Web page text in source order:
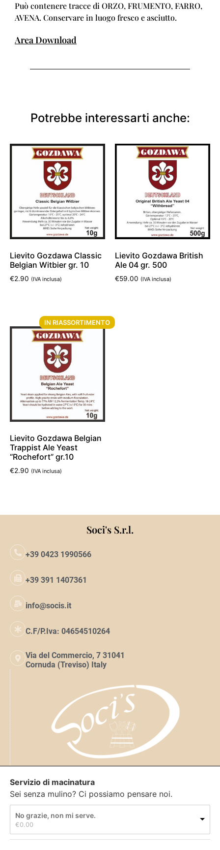
Servizio di macinatura
Sei senza mulino? Ci possiamo pensare noi.
No grazie, non mi serve.
€0.00
Può contenere tracce di ORZO, FRUMENTO, FARRO,
AVENA. Conservare in luogo fresco e asciutto.
Area Download
Potrebbe interessarti anche:
Lievito Gozdawa Classic
Belgian Witbier gr. 10
€2.90 (IVA inclusa)
Lievito Gozdawa British
Ale 04 gr. 500
€59.00 (IVA inclusa)
IN RIASSORTIMENTO
Lievito Gozdawa Belgian
Trappist Ale Yeast
“Rochefort” gr.10
€2.90 (IVA inclusa)
Soci's S.r.l.
+39 0423 1990566
+39 391 1407361
info@socis.it
C.F/P.Iva: 04654510264
Via del Commercio, 7 31041
Cornuda (Treviso) Italy